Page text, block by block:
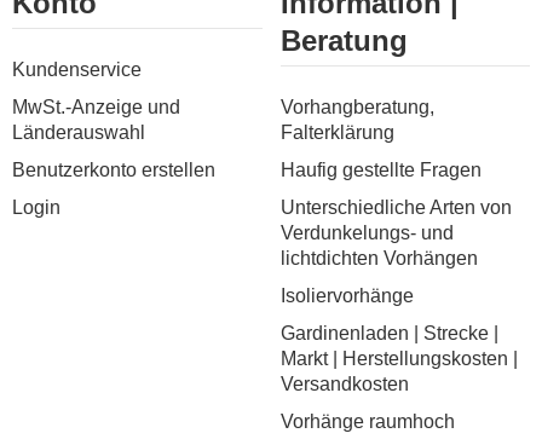
Kundenservice
MwSt.-Anzeige und
Länderauswahl
Benutzerkonto erstellen
Login
Beratung
Vorhangberatung,
Falterklärung
Haufig gestellte Fragen
Unterschiedliche Arten von
Verdunkelungs- und
lichtdichten Vorhängen
Isoliervorhänge
Gardinenladen | Strecke |
Markt | Herstellungskosten |
Versandkosten
Vorhänge raumhoch